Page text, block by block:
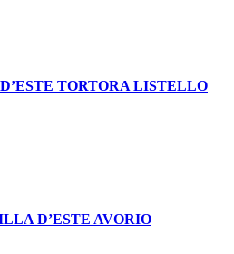
TORTORA LISTELLO
D’ESTE AVORIO